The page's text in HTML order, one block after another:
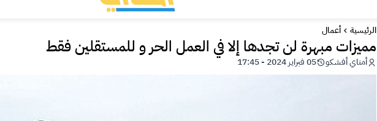
الرئيسية أعمال
مميزات مبهرة لن تجدها إلا في العمل الحر و للمستقلين فقط
أمناي أفشكو 05 فبراير 2024 - 17:45